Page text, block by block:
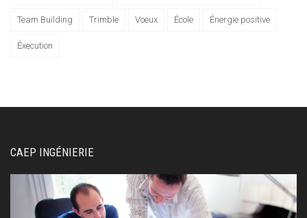
Team Building Trimble Voeux École Énergie positive
Éxecution
CAEP INGÉNIERIE